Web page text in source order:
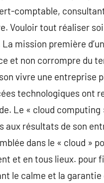
comptable,
Vouloir tout réaliser
mission première
et non corrompre du
vivre une entreprise
technologiques ont
Le « cloud
aux résultats de son
dans le « cloud »
et en tous lieux. pour
le calme et la garantie